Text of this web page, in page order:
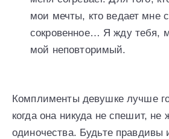
мои мечты, кто ведает мне
сокровенное… Я жду тебя,
мой неповторимый.
Комплименты девушке лучше
когда она никуда не спешит, не
одиночества. Будьте правдивы